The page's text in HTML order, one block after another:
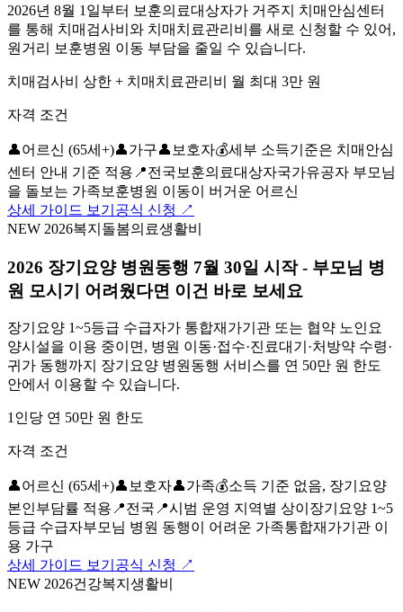
2026년 8월 1일부터 보훈의료대상자가 거주지 치매안심센터
를 통해 치매검사비와 치매치료관리비를 새로 신청할 수 있어,
원거리 보훈병원 이동 부담을 줄일 수 있습니다.
치매검사비 상한 + 치매치료관리비 월 최대 3만 원
자격 조건
👤어르신 (65세+)👤가구👤 보호자💰세부 소득기준은 치매안심
센터 안내 기준 적용 📍전국 보훈의료대상자국가유공자 부모님
을 돌보는 가족 보훈병원 이동이 버거운 어르신
상세 가이드 보기 공식 신청 ↗
NEW 2026복지 돌봄의료생활비
2026 장기요양 병원동행 7월 30일 시작 - 부모님 병
원 모시기 어려웠다면 이건 바로 보세요
장기요양 1~5등급 수급자가 통합재가기관 또는 협약 노인요
양시설을 이용 중이면, 병원 이동·접수·진료대기·처방약 수령·
귀가 동행까지 장기요양 병원동행 서비스를 연 50만 원 한도
안에서 이용할 수 있습니다.
1인당 연 50만 원 한도
자격 조건
👤어르신 (65세+)👤 보호자👤가족💰소득 기준 없음, 장기요양
본인부담률 적용 📍전국 📍시범 운영 지역별 상이 장기요양 1~5
등급 수급자부모님 병원 동행이 어려운 가족통합재가기관 이
용 가구
상세 가이드 보기 공식 신청 ↗
NEW 2026건강복지 생활비